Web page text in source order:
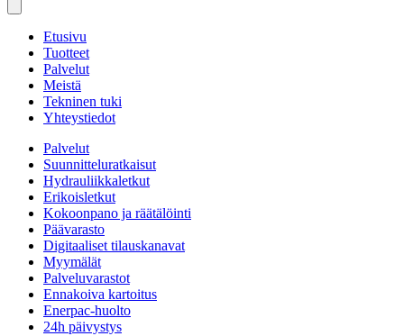
Etusivu
Tuotteet
Palvelut
Meistä
Tekninen tuki
Yhteystiedot
Palvelut
Suunnitteluratkaisut
Hydrauliikkaletkut
Erikoisletkut
Kokoonpano ja räätälöinti
Päävarasto
Digitaaliset tilauskanavat
Myymälät
Palveluvarastot
Ennakoiva kartoitus
Enerpac-huolto
24h päivystys